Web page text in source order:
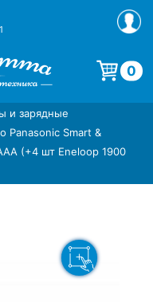
фототехники
в СПб
foto-
0
пуста.
и зарядные
Panasonic Smart &
(+4 шт Eneloop 1900